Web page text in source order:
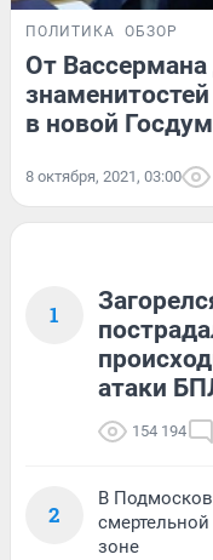
ПОЛИТИКА ОБЗОР
От
в новой
8 октября, 2021, 03:00
1
атаки
154 194
2
В
зоне